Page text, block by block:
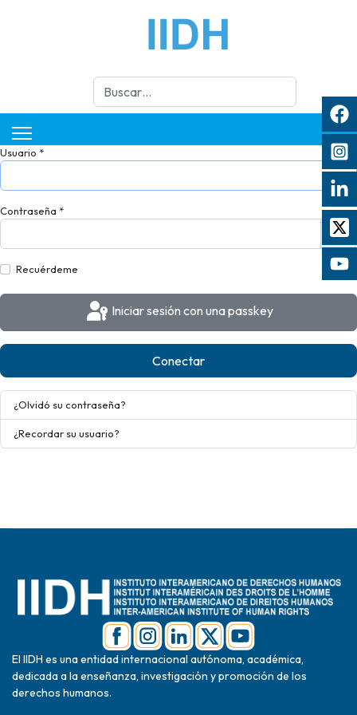
Buscar
Usuario *
Contraseña *
Recuérdeme
Iniciar sesión con una passkey
Conectar
¿Olvidó su contraseña?
¿Recordar su usuario?
El IIDH es una entidad internacional autónoma, académica,
dedicada a la enseñanza, investigación y promoción de los
derechos humanos.